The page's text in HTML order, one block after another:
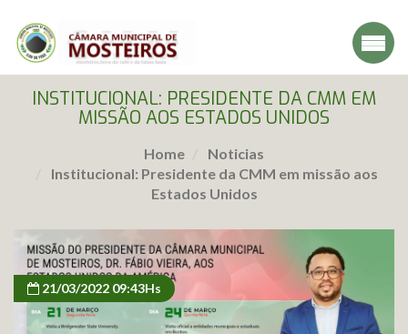
INSTITUCIONAL: PRESIDENTE DA CMM EM
MISSÃO AOS ESTADOS UNIDOS
Home
Noticias
Institucional: Presidente da CMM em missão aos
Estados Unidos
21/03/2022 09:43Hs